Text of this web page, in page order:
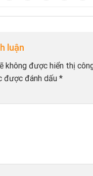
luận
không được hiển thị
được đánh dấu *